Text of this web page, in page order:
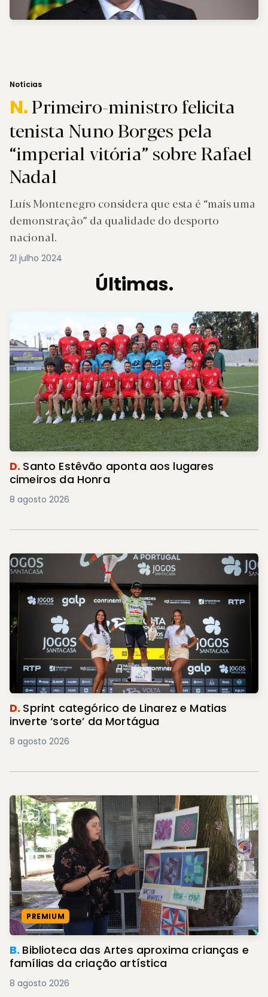
Notícias
N.Primeiro-ministro felicita
tenista Nuno Borges pela
“imperial vitória” sobre Rafael
Nadal
Luís Montenegro considera que esta é “mais uma
demonstração” da qualidade do desporto
nacional.
21 julho 2024
Últimas.
D. Santo Estêvão aponta aos lugares
cimeiros da Honra
8 agosto 2026
D. Sprint categórico de Linarez e Matias
inverte ‘sorte’ da Mortágua
8 agosto 2026
PREMIUM
B. Biblioteca das Artes aproxima crianças e
famílias da criação artística
8 agosto 2026